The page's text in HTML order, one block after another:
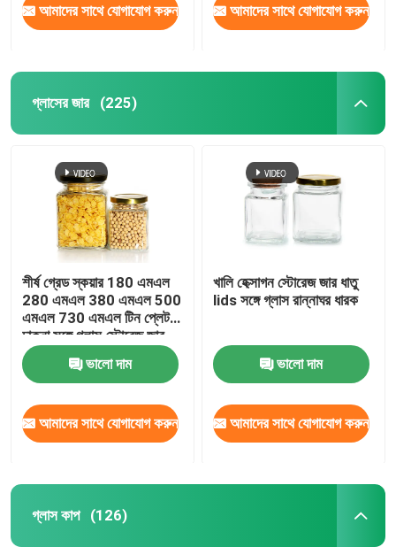
আমাদের সাথে যোগাযোগ করুন আমাদের সাথে যোগাযোগ করুন
গ্লাসের জার (225)
শীর্ষ গ্রেড স্কয়ার 180 এমএল
280 এমএল 380 এমএল 500
এমএল 730 এমএল টিন প্লেট
ঢাকনা সঙ্গে গ্লাস স্টোরেজ জার
ভালো দাম
আমাদের সাথে যোগাযোগ করুন
খালি হেক্সাগন স্টোরেজ জার ধাতু
lids সঙ্গে গ্লাস রান্নাঘর ধারক
ভালো দাম
আমাদের সাথে যোগাযোগ করুন
গ্লাস কাপ (126)